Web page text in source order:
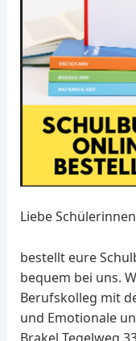
Liebe
bestellt eure
bequem bei uns.
Berufskolleg mit
und Emotionale